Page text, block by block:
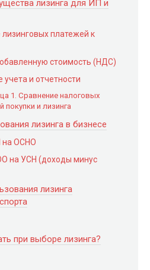
лизинга для ИП и
лизинговых платежей к
стоимость (НДС)
и отчетности
1. Сравнение налоговых
покупки и лизинга
лизинга в бизнесе
на ОСНО
на УСН (доходы минус
лизинга
при выборе лизинга?